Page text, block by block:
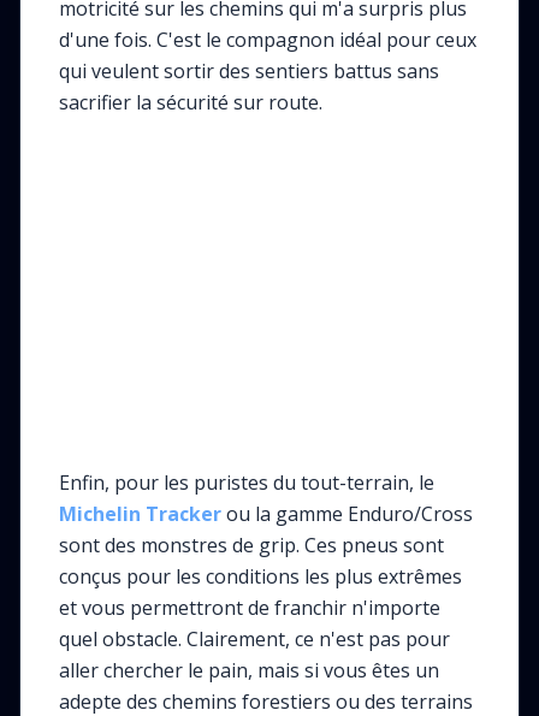
motricité sur les chemins qui m'a surpris plus
d'une fois. C'est le compagnon idéal pour ceux
qui veulent sortir des sentiers battus sans
sacrifier la sécurité sur route.
Enfin, pour les puristes du tout-terrain, le
Michelin Trackerou la gamme Enduro/Cross
sont des monstres de grip. Ces pneus sont
conçus pour les conditions les plus extrêmes
et vous permettront de franchir n'importe
quel obstacle. Clairement, ce n'est pas pour
aller chercher le pain, mais si vous êtes un
adepte des chemins forestiers ou des terrains